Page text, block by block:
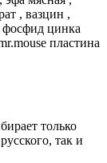
, вазцин ,
фосфид цинка
пластина
только
так и